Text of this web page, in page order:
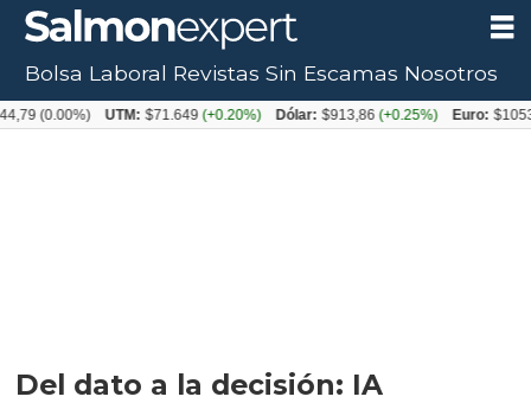
Del dato a la decisión: IA
Bolsa Laboral Revistas Sin Escamas Nosotros
UTM: $71.649(+0.20%) Dólar: $913,86(+0.25%) Euro: $1053,08(-